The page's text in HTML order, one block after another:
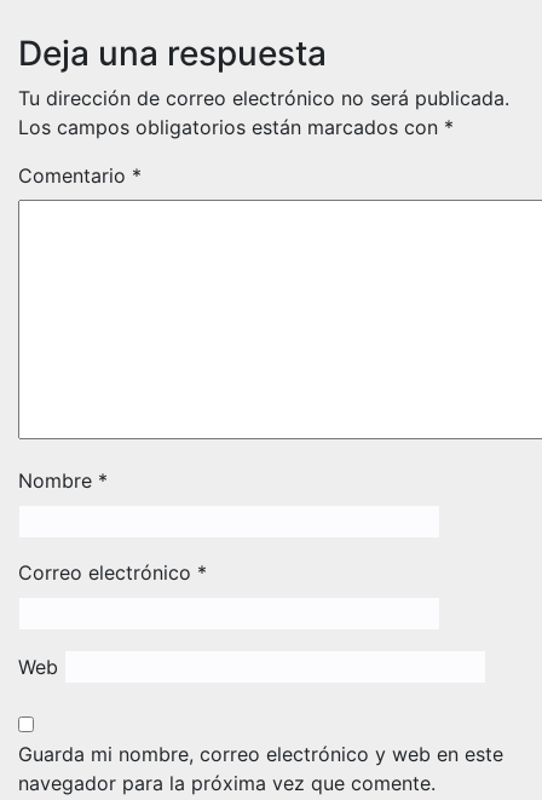
Deja una respuesta
Tu dirección de correo electrónico no será publicada.
Los campos obligatorios están marcados con *
Comentario *
Nombre *
Correo electrónico *
Web
Guarda mi nombre, correo electrónico y web en este
navegador para la próxima vez que comente.